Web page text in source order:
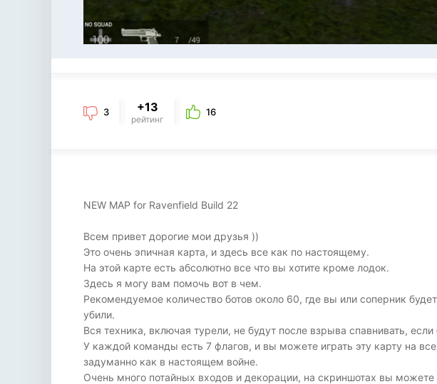
3 +13
рейтинг
16
NEW MAP for Ravenfield Build 22
Всем привет дорогие мои друзья ))
Это очень эпичная карта, и здесь все как по настоящему.
На этой карте есть абсолютно все что вы хотите кроме лодок.
Здесь я могу вам помочь вот в чем.
Рекомендуемое количество ботов около 60, где вы или соперник
убили.
Вся техника, включая турели, не будут после взрыва спавнивать,
У каждой команды есть 7 флагов, и вы можете играть эту карту на
задуманно как в настоящем войне.
Oчень много потайных входов и декорации, на скриншотах вы